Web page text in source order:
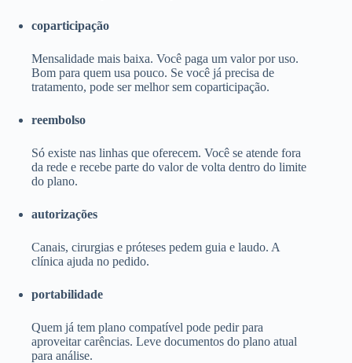
coparticipação
Mensalidade mais baixa. Você paga um valor por uso.
Bom para quem usa pouco. Se você já precisa de
tratamento, pode ser melhor sem coparticipação.
reembolso
Só existe nas linhas que oferecem. Você se atende fora
da rede e recebe parte do valor de volta dentro do limite
do plano.
autorizações
Canais, cirurgias e próteses pedem guia e laudo. A
clínica ajuda no pedido.
portabilidade
Quem já tem plano compatível pode pedir para
aproveitar carências. Leve documentos do plano atual
para análise.